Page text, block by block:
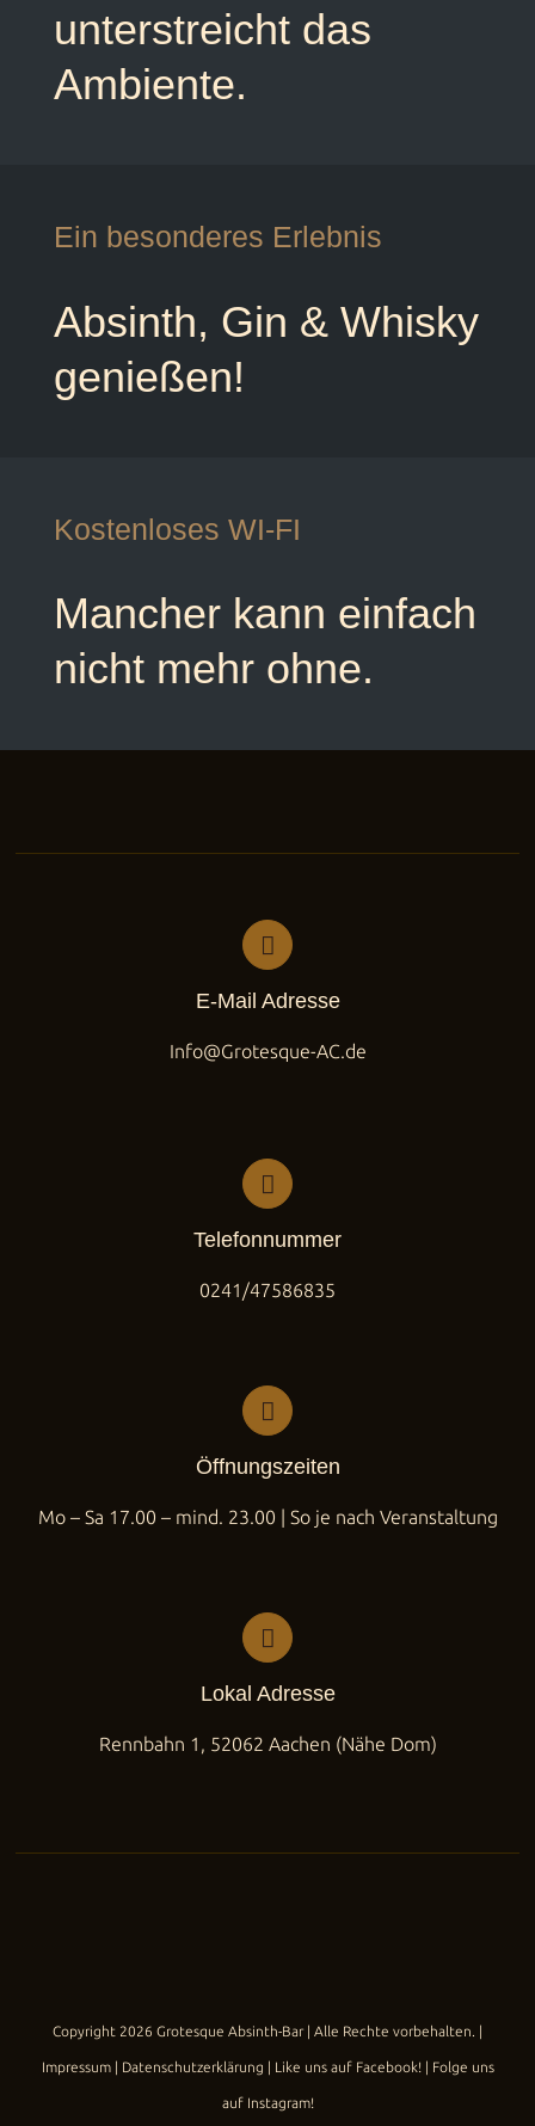
unterstreicht das
Ambiente.
Ein besonderes Erlebnis
Absinth, Gin & Whisky
genießen!
Kostenloses WI-FI
Mancher kann einfach
nicht mehr ohne.
E-Mail Adresse
Info@Grotesque-AC.de
Telefonnummer
0241/47586835
Öffnungszeiten
Mo – Sa 17.00 – mind. 23.00 | So je nach Veranstaltung
Lokal Adresse
Rennbahn 1, 52062 Aachen (Nähe Dom)
Copyright 2026 Grotesque Absinth-Bar| Alle Rechte vorbehalten. |
Impressum| Datenschutzerklärung Like uns auf Facebook! Folge uns
auf Instagram!